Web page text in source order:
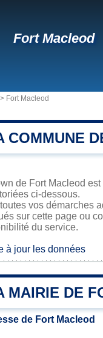
Fort Macleod
> Fort Macleod
COMMUNE
de Fort Macleod
ci-dessous.
vos démarches
sur cette page ou
du service.
à jour les données
MAIRIE DE
de Fort Macleod